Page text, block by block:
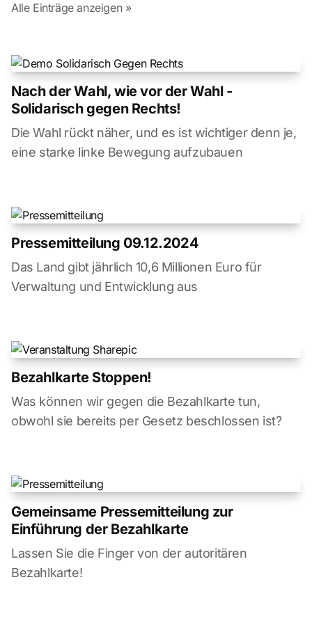
Alle Einträge anzeigen »
Nach der Wahl, wie vor der Wahl -
Solidarisch gegen Rechts!
Die Wahl rückt näher, und es ist wichtiger denn je,
eine starke linke Bewegung aufzubauen
Pressemitteilung 09.12.2024
Das Land gibt jährlich 10,6 Millionen Euro für
Verwaltung und Entwicklung aus
Bezahlkarte Stoppen!
Was können wir gegen die Bezahlkarte tun,
obwohl sie bereits per Gesetz beschlossen ist?
Gemeinsame Pressemitteilung zur
Einführung der Bezahlkarte
Lassen Sie die Finger von der autoritären
Bezahlkarte!